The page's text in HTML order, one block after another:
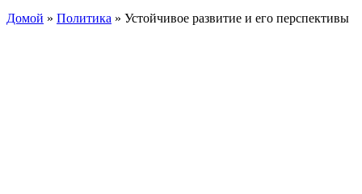
Домой » Политика » Устойчивое развитие и его перспективы